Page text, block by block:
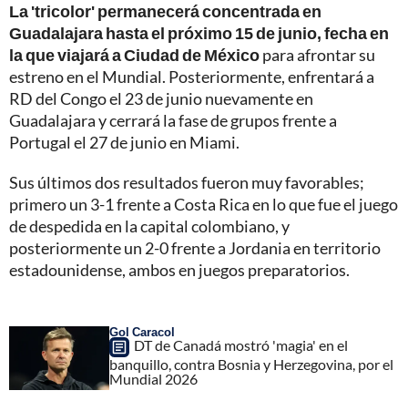
La 'tricolor' permanecerá concentrada en
Guadalajara hasta el próximo 15 de junio, fecha en
la que viajará a Ciudad de Méxicopara afrontar su
estreno en el Mundial. Posteriormente, enfrentará a
RD del Congo el 23 de junio nuevamente en
Guadalajara y cerrará la fase de grupos frente a
Portugal el 27 de junio en Miami.
Sus últimos dos resultados fueron muy favorables;
primero un 3-1 frente a Costa Rica en lo que fue el juego
de despedida en la capital colombiano, y
posteriormente un 2-0 frente a Jordania en territorio
estadounidense, ambos en juegos preparatorios.
Gol Caracol
DT de Canadá mostró 'magia' en el
banquillo, contra Bosnia y Herzegovina, por el
Mundial 2026